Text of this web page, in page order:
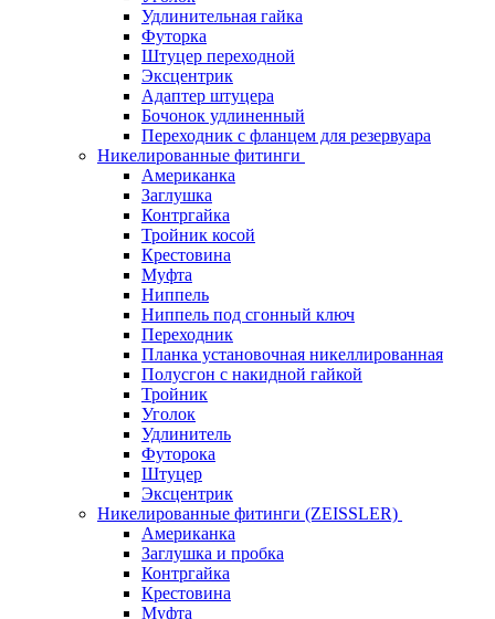
Удлинительная гайка
Футорка
Штуцер переходной
Эксцентрик
Адаптер штуцера
Бочонок удлиненный
Переходник с фланцем для резервуара
Никелированные фитинги
Американка
Заглушка
Контргайка
Тройник косой
Крестовина
Муфта
Ниппель
Ниппель под сгонный ключ
Переходник
Планка установочная никеллированная
Полусгон с накидной гайкой
Тройник
Уголок
Удлинитель
Футорока
Штуцер
Эксцентрик
Никелированные фитинги (ZEISSLER)
Американка
Заглушка и пробка
Контргайка
Крестовина
Муфта